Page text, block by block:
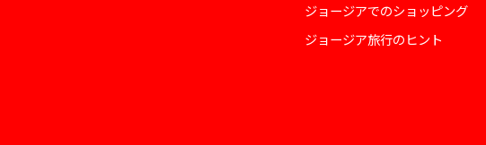
ジョージアでのショッピング
ジョージア旅行のヒント